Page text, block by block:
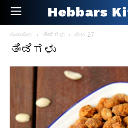
Hebbars
ಮುಖಪುಟ ತಿಂಡಿಗಳು ಪುಟ 27
ತಿಂಡಿಗಳು